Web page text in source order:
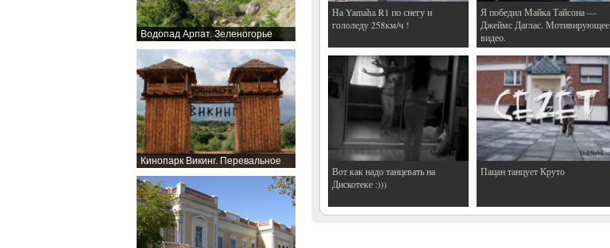
Водопад Арпат. Зеленогорье
Кинопарк Викинг. Перевальное
На Yamaha R1 по снегу и
гололеду 258км/ч !
Я победил Майка Тайсона —
Джеймс Даглас. Мотивирующее
видео.
Вот как надо танцевать на
Дискотеке :)))
Пацан танцует Круто